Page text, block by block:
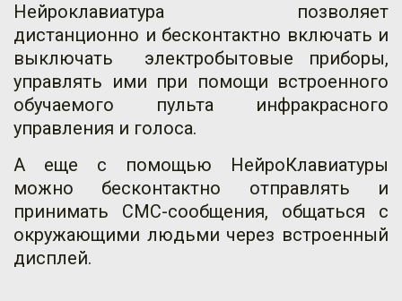
Нейроклавиатура позволяет
дистанционно и бесконтактно включать и
выключать электробытовые приборы,
управлять ими при помощи встроенного
обучаемого пульта инфракрасного
управления и голоса.
А еще с помощью НейроКлавиатуры
можно бесконтактно отправлять и
принимать СМС-сообщения, общаться с
окружающими людьми через встроенный
дисплей.